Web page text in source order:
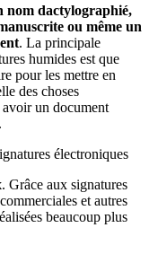
nom dactylographié,
ou même un
. La principale
humides est que
pour les mettre en
des choses
un document
électroniques
. Grâce aux signatures
et autres
beaucoup plus